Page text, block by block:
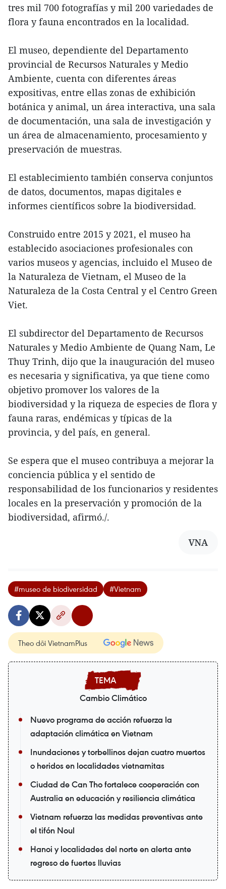
tres mil 700 fotografías y mil 200 variedades de
flora y fauna encontrados en la localidad.
El museo, dependiente del Departamento
provincial de Recursos Naturales y Medio
Ambiente, cuenta con diferentes áreas
expositivas, entre ellas zonas de exhibición
botánica y animal, un área interactiva, una sala
de documentación, una sala de investigación y
un área de almacenamiento, procesamiento y
preservación de muestras.
El establecimiento también conserva conjuntos
de datos, documentos, mapas digitales e
informes científicos sobre la biodiversidad.
Construido entre 2015 y 2021, el museo ha
establecido asociaciones profesionales con
varios museos y agencias, incluido el Museo de
la Naturaleza de Vietnam, el Museo de la
Naturaleza de la Costa Central y el Centro Green
Viet.
El subdirector del Departamento de Recursos
Naturales y Medio Ambiente de Quang Nam, Le
Thuy Trinh, dijo que la inauguración del museo
es necesaria y significativa, ya que tiene como
objetivo promover los valores de la
biodiversidad y la riqueza de especies de flora y
fauna raras, endémicas y típicas de la
provincia, y del país, en general.
Se espera que el museo contribuya a mejorar la
conciencia pública y el sentido de
responsabilidad de los funcionarios y residentes
locales en la preservación y promoción de la
biodiversidad, afirmó./.
VNA
#museo de biodiversidad #Vietnam
Theo dõi VietnamPlus
Cambio Climático
Nuevo programa de acción refuerza la
adaptación climática en Vietnam
Inundaciones y torbellinos dejan cuatro muertos
o heridos en localidades vietnamitas
Ciudad de Can Tho fortalece cooperación con
Australia en educación y resiliencia climática
Vietnam refuerza las medidas preventivas ante
el tifón Noul
Hanoi y localidades del norte en alerta ante
regreso de fuertes lluvias